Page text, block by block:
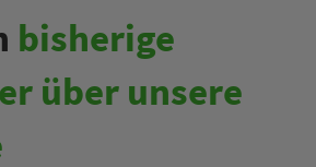
bisherige
über unsere